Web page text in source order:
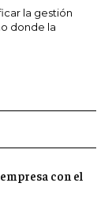
la gestión
donde la
con el